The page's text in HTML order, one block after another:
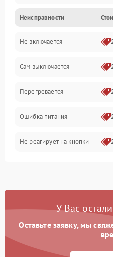
Неисправности
Не включается
Сам выключается
Перегревается
Ошибка питания
Не реагирует на кнопки
У Вас
Оставьте заявку, мы